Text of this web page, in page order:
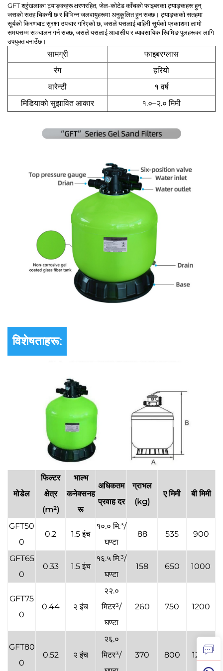
GFT श्रृंखलाका ट्याङ्कहरू क्षरणरहित, जेल-कोटेड काँचको फाइबरका ट्याङ्कहरू हुन्
जसको सतह चिकनी छ र विभिन्न जलवायुहरूमा अनुकूलित हुन सक्छ। ट्याङ्कको सतहमा
सूर्यको किरणबाट सुरक्षा उपचार गरिएको छ, जसले यसलाई बाहिरी सूर्यको प्रकाशमा लामो
समयसम्म सञ्चालन गर्न सक्छ, जसले यसलाई आवासीय र व्यावसायिक स्विमिङ पुलहरूका लागि
उपयुक्त बनाउँछ।
सामग्री
फाइबरग्लास
रंग
हरियो
वारेन्टी
१ वर्ष
मिडियाको सुझावित आकार
१.०–२.० मिमी
विशेषताहरू:
मोडेल
फिल्टर
क्षेत्र
(m²)
भाल्भ
कनेक्सनह
रू
अधिकतम
प्रवाह दर
ग्राभल
(kg)
ए मिमी बी मिमी
GFT50
0
0.2 1.5 इंच
१०.० मि.³/
घण्टा
88 535 900
GFT65
0
0.33 1.5 इंच
१६.५ मि.³/
घण्टा
158 650 1000
GFT75
0
0.44 २ इंच
२२.०
मिटर³/
घण्टा
260 750 1200
GFT80
0
0.52 २ इंच
२६.०
मिटर³/
370 800 1280